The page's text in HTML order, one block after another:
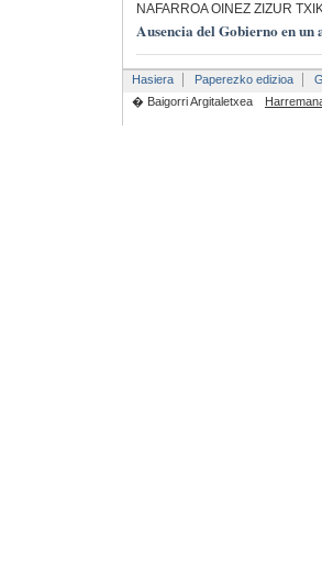
NAFARROA OINEZ ZIZUR
Ausencia del Gobierno en
Hasiera Paperezko edizioa
� Baigorri Argitaletxea